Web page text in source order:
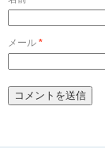
メール *